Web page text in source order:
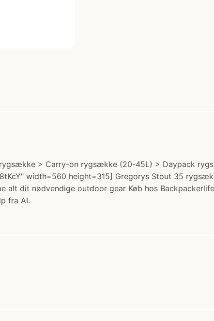
> Carry-on rygsække (20-45L) > Daypack
width=560 height=315] Gregorys Stout 35
alt dit nødvendige outdoor gear Køb hos
fra AI.